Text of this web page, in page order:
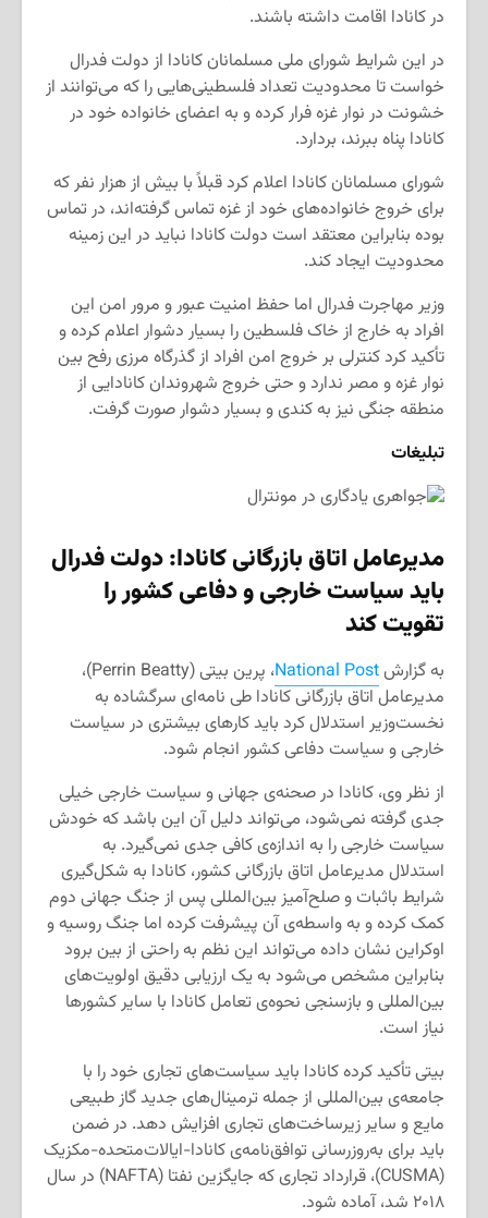
در کانادا اقامت داشته باشند.
در این شرایط شورای ملی مسلمانان کانادا از دولت فدرال
خواست تا محدودیت تعداد فلسطینی‌هایی را که می‌توانند از
خشونت در نوار غزه فرار کرده و به اعضای خانواده خود در
کانادا پناه ببرند، بردارد.
شورای مسلمانان کانادا اعلام کرد قبلاً با بیش از هزار نفر که
برای خروج خانواده‌های خود از غزه تماس گرفته‌اند، در تماس
بوده بنابراین معتقد است دولت کانادا نباید در این زمینه
محدودیت ایجاد کند.
وزیر مهاجرت فدرال اما حفظ امنیت عبور و مرور امن این
افراد به خارج از خاک فلسطین را بسیار دشوار اعلام کرده و
تأکید کرد کنترلی بر خروج امن افراد از گذرگاه مرزی رفح بین
نوار غزه و مصر ندارد و حتی خروج شهروندان کانادایی از
منطقه جنگی نیز به کندی و بسیار دشوار صورت گرفت.
تبلیغات
مدیرعامل اتاق بازرگانی کانادا: دولت فدرال
باید سیاست خارجی و دفاعی کشور را
تقویت کند
به گزارشNational Post
، پرین بیتی (Perrin Beatty)،
مدیرعامل اتاق بازرگانی کانادا طی نامه‌ای سرگشاده به
نخست‌وزیر استدلال کرد باید کارهای بیشتری در سیاست
خارجی و سیاست دفاعی کشور انجام شود.
از نظر وی، کانادا در صحنه‌ی جهانی و سیاست خارجی خیلی
جدی گرفته نمی‌شود، می‌تواند دلیل آن این باشد که خودش
سیاست خارجی را به اندازه‌ی کافی جدی نمی‌گیرد. به
استدلال مدیرعامل اتاق بازرگانی کشور، کانادا به شکل‌گیری
شرایط باثبات و صلح‌آمیز بین‌المللی پس از جنگ جهانی دوم
کمک کرده و به واسطه‌ی آن پیشرفت کرده اما جنگ روسیه و
اوکراین نشان داده می‌تواند این نظم به راحتی از بین برود
بنابراین مشخص می‌شود به یک ارزیابی دقیق اولویت‌های
بین‌المللی و بازسنجی نحوه‌ی تعامل کانادا با سایر کشورها
نیاز است.
بیتی تأکید کرده کانادا باید سیاست‌های تجاری خود را با
جامعه‌ی بین‌المللی از جمله ترمینال‌های جدید گاز طبیعی
مایع و سایر زیرساخت‌های تجاری افزایش دهد. در ضمن
باید برای به‌روزرسانی توافق‌نامه‌ی کانادا-ایالات‌متحده-مکزیک
(CUSMA)، قرارداد تجاری که جایگزین نفتا (NAFTA) در سال
۲۰۱۸ شد، آماده شود.